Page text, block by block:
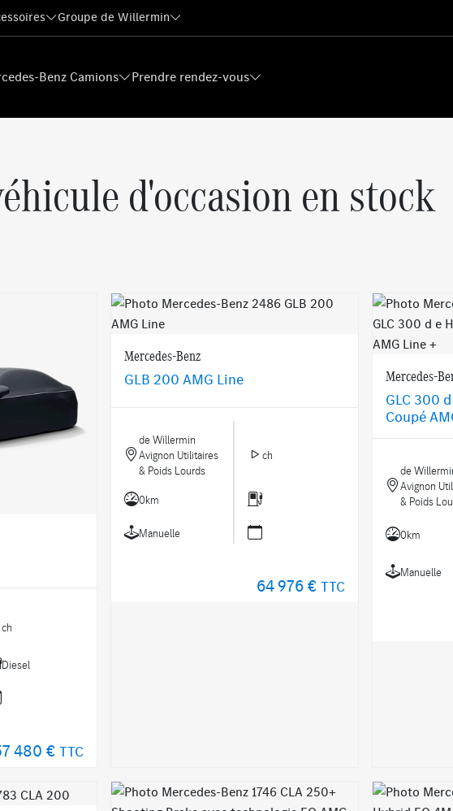
Groupe de Willermin
Benz Camions Prendre rendez-vous
d'occasion en stock
ch
Diesel
480 €TTC
Mercedes-Benz
GLB 200 AMG Line
de Willermin
Avignon Utilitaires
& Poids Lourds
ch
0km
Manuelle
64 976 € TTC
Mercedes-
GLC 300
Coupé
de
Avignon
& Poids
0km
Manuelle